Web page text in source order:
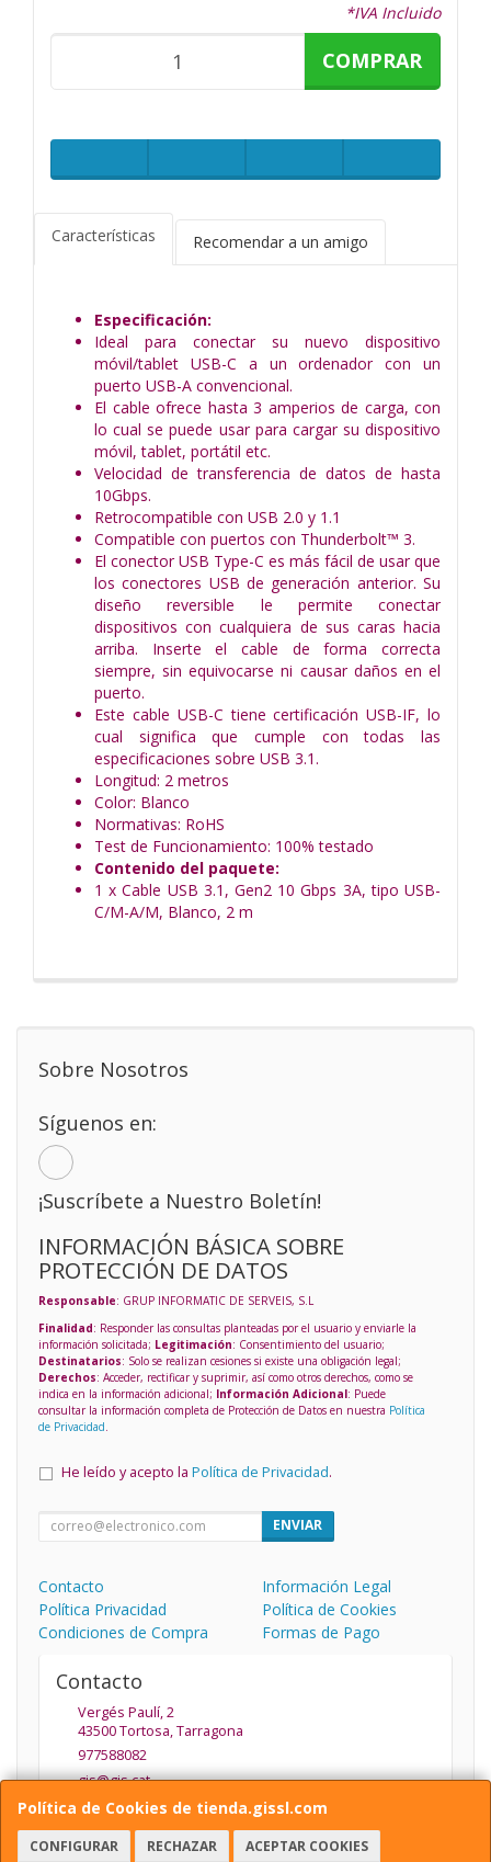
*IVA Incluido
COMPRAR
Características Recomendar a un amigo
Especificación:
Ideal para conectar su nuevo dispositivo
móvil/tablet USB-C a un ordenador con un
puerto USB-A convencional.
El cable ofrece hasta 3 amperios de carga, con
lo cual se puede usar para cargar su dispositivo
móvil, tablet, portátil etc.
Velocidad de transferencia de datos de hasta
10Gbps.
Retrocompatible con USB 2.0 y 1.1
Compatible con puertos con Thunderbolt™ 3.
El conector USB Type-C es más fácil de usar que
los conectores USB de generación anterior. Su
diseño reversible le permite conectar
dispositivos con cualquiera de sus caras hacia
arriba. Inserte el cable de forma correcta
siempre, sin equivocarse ni causar daños en el
puerto.
Este cable USB-C tiene certificación USB-IF, lo
cual significa que cumple con todas las
especificaciones sobre USB 3.1.
Longitud: 2 metros
Color: Blanco
Normativas: RoHS
Test de Funcionamiento: 100% testado
Contenido del paquete:
1 x Cable USB 3.1, Gen2 10 Gbps 3A, tipo USB-
C/M-A/M, Blanco, 2 m
Política de Cookies de tienda.gissl.com
CONFIGURAR RECHAZAR ACEPTAR COOKIES
Sobre Nosotros
Síguenos en:
¡Suscríbete a Nuestro Boletín!
INFORMACIÓN BÁSICA SOBRE
PROTECCIÓN DE DATOS
Responsable: GRUP INFORMATIC DE SERVEIS, S.L
Finalidad: Responder las consultas planteadas por el usuario y enviarle la
información solicitada; Legitimación: Consentimiento del usuario;
Destinatarios: Solo se realizan cesiones si existe una obligación legal;
Derechos: Acceder, rectificar y suprimir, así como otros derechos, como se
indica en la información adicional; Información Adicional: Puede
consultar la información completa de Protección de Datos en nuestra Política
de Privacidad
He leído y acepto la Política de Privacidad.
ENVIAR
Contacto
Información Legal
Política Privacidad
Política de Cookies
Condiciones de Compra
Formas de Pago
Contacto
Vergés Paulí, 2
43500Tortosa,Tarragona
977588082
gis@gis.cat
Horario